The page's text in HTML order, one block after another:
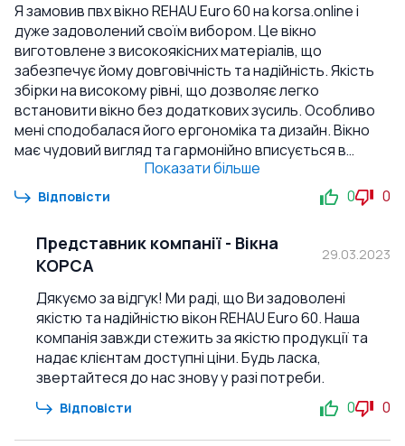
Я замовив пвх вікно REHAU Euro 60 на korsa.online і
дуже задоволений своїм вибором. Це вікно
виготовлене з високоякісних матеріалів, що
забезпечує йому довговічність та надійність. Якість
збірки на високому рівні, що дозволяє легко
встановити вікно без додаткових зусиль. Особливо
мені сподобалася його ергономіка та дизайн. Вікно
має чудовий вигляд та гармонійно вписується в
інтер'єр будинку. Крім того, воно добре зберігає
тепло та зменшує шум з вулиці. Я рекомендую це вікно
всім, хто шукає якісний та надійний продукт за
задоволені своїм вибором, як і я.
Показати більше
Відповісти 0 0
Представник компанії - Вікна
КОРСА
29.03.2023
Дякуємо за відгук! Ми раді, що Ви задоволені
якістю та надійністю вікон REHAU Euro 60. Наша
компанія завжди стежить за якістю продукції та
надає клієнтам доступні ціни. Будь ласка,
звертайтеся до нас знову у разі потреби.
Відповісти 0 0